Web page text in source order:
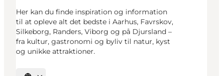
Her kan du finde inspiration og information
til at opleve alt det bedste i Aarhus, Favrskov,
Silkeborg, Randers, Viborg og på Djursland –
fra kultur, gastronomi og byliv til natur, kyst
og unikke attraktioner.